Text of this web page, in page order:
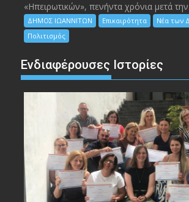
«Ηπειρωτικών», πενήντα χρόνια μετά
ΔΗΜΟΣ ΙΩΑΝΝΙΤΩΝ Επικαιρότητα
Νέα των
Πολιτισμός
Ενδιαφέρουσες Ιστορίες